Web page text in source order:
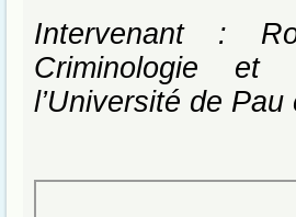
Intervenant :
Criminologie
l’Université de